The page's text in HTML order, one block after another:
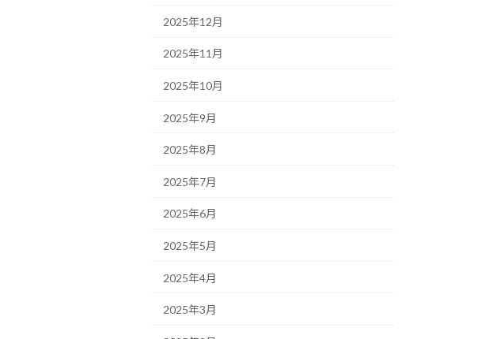
2025年12月
2025年11月
2025年10月
2025年9月
2025年8月
2025年7月
2025年6月
2025年5月
2025年4月
2025年3月